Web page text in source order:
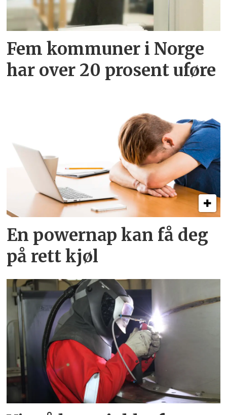
Fem kommuner i Norge
har over 20 prosent uføre
En powernap kan få deg
på rett kjøl